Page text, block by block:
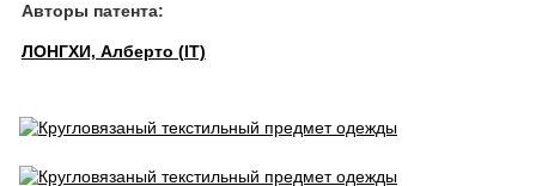
Авторы патента:
ЛОНГХИ, Алберто (IT)